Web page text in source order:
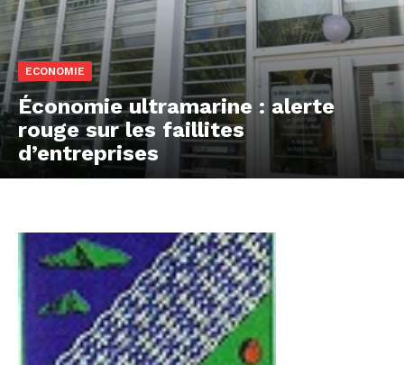
ECONOMIE
Économie ultramarine : alerte
rouge sur les faillites
d’entreprises